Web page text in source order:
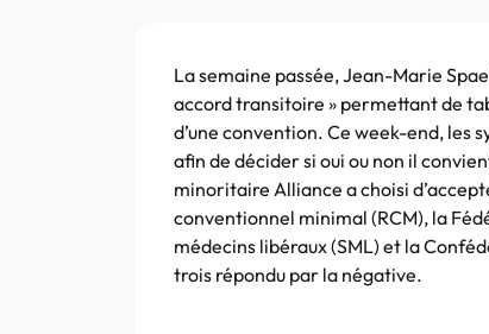
La semaine passée, Jean-Marie
accord transitoire » permettant de
d’une convention. Ce week-end, les
afin de décider si oui ou non il
minoritaire Alliance a choisi
conventionnel minimal (RCM), la
médecins libéraux (SML) et la
trois répondu par la négative.